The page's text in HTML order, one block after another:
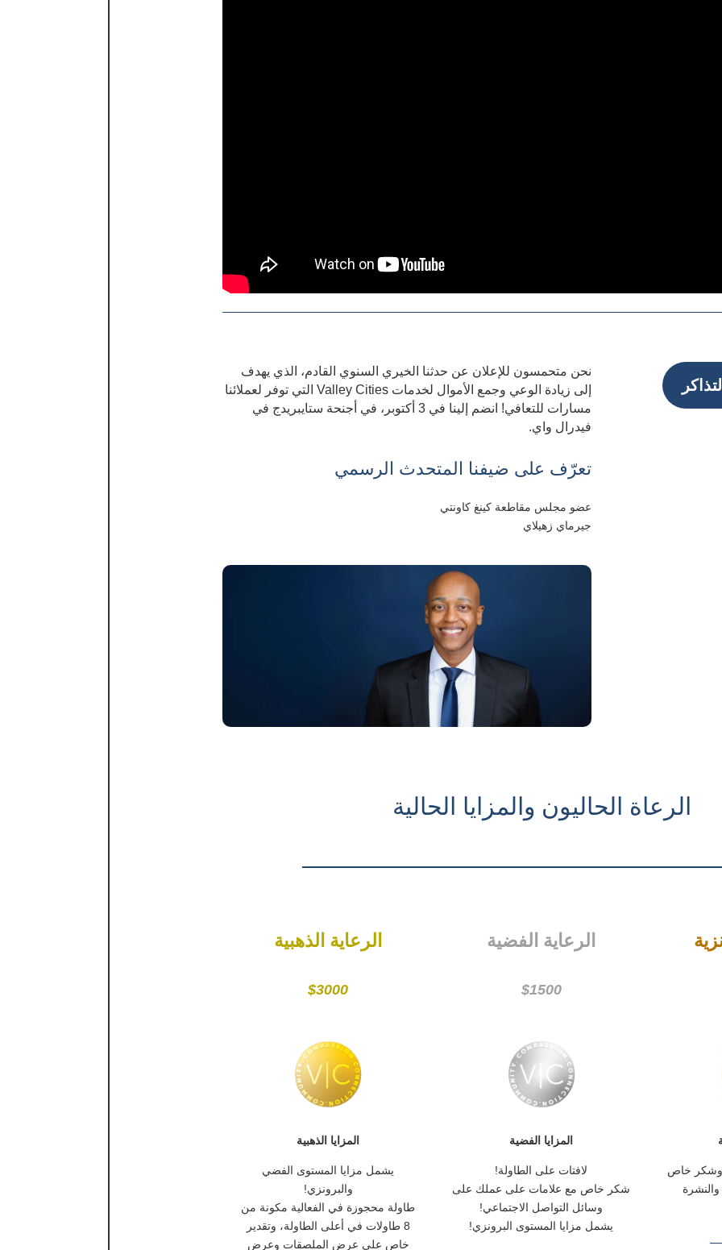
نحن متحمسون للإعلان عن حدثنا الخيري السنوي القادم، الذي يهدف
إلى زيادة الوعي وجمع الأموال لخدمات Valley Cities التي توفر لعملائنا
مسارات للتعافي! انضم إلينا في 3 أكتوبر، في أجنحة ستايبريدج في
فيدرال واي.
تعرّف على ضيفنا المتحدث الرسمي
عضو مجلس مقاطعة كينغ كاونتي
جيرماي زهيلاي
الرعاة الحاليون والمزايا الحالية
الرعاية الذهبية
$3000
المزايا الذهبية
يشمل مزايا المستوى الفضي
والبرونزي!
طاولة محجوزة في الفعالية مكونة من
8 طاولات في أعلى الطاولة، وتقدير
خاص على عرض الملصقات وعرض
الرعاية الفضية
$1500
المزايا الفضية
لافتات على الطاولة!
شكر خاص مع علامات على عملك على
وسائل التواصل الاجتماعي!
يشمل مزايا المستوى البرونزي!
وشكر خاص